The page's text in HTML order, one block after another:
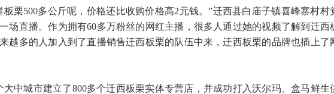
板栗500多公斤呢，价格还比收购价格高2元钱。”迁西县白庙子镇喜峰寨村村
场直播。作为拥有60多万粉丝的网红主播，很多人通过她的视频了解到迁西
越多的人加入到了直播销售迁西板栗的队伍中来，迁西板栗的品牌也插上了
大中城市建立了800多个迁西板栗实体专营店，并成功打入沃尔玛、盒马鲜生